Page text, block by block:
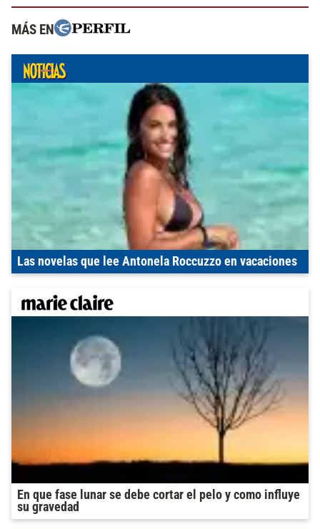
MÁS EN
Las novelas que lee Antonela Roccuzzo en vacaciones
En que fase lunar se debe cortar el pelo y como influye
su gravedad